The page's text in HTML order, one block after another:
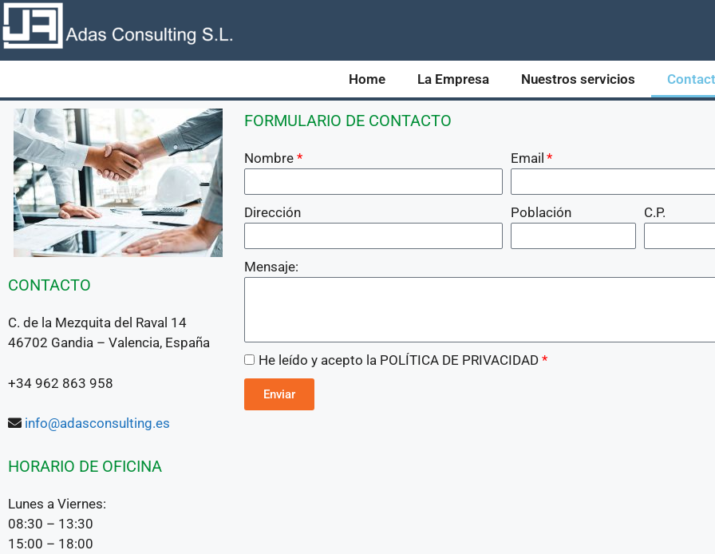
Home La Empresa Nuestros servicios
CONTACTO
C. de la Mezquita del Raval 14
46702 Gandia – Valencia, España
+34 962 863 958
info@adasconsulting.es
HORARIO DE OFICINA
Lunes a Viernes:
08:30 – 13:30
15:00 – 18:00
FORMULARIO DE CONTACTO
Nombre Email
Dirección Población C.P.
Mensaje:
He leído y acepto la POLÍTICA DE PRIVACIDAD*
Enviar